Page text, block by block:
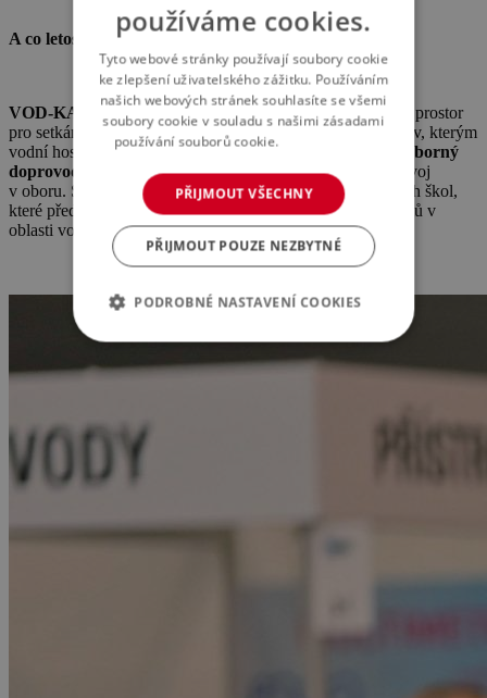
A co letos čekat?
VOD-KA 2025
nebude jen o prezentaci novinek. Nabídne prostor
pro setkání expertů, sdílení zkušeností i hledání řešení výzev, kterým
vodní hospodářství čelí. Program výstavy doplní bohatý
odborný
doprovodný program, jehož témata reflektují aktuální vývoj
v oboru. Součástí výstavy bude i účast vysokých a středních škol,
které představí nabídky spolupráce a vzdělávacích programů v
oblasti vodního hospodářství.
používáme cookies.
Tyto webové stránky používají soubory cookie
ke zlepšení uživatelského zážitku. Používáním
našich webových stránek souhlasíte se všemi
soubory cookie v souladu s našimi zásadami
používání souborů cookie.
PŘIJMOUT VŠECHNY
PŘIJMOUT POUZE NEZBYTNÉ
PODROBNÉ NASTAVENÍ COOKIES